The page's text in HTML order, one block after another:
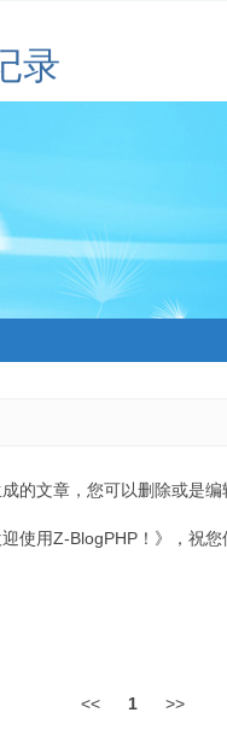
录
的文章，您可以删除或是编
使用Z-BlogPHP！》，祝
<< 1 >>